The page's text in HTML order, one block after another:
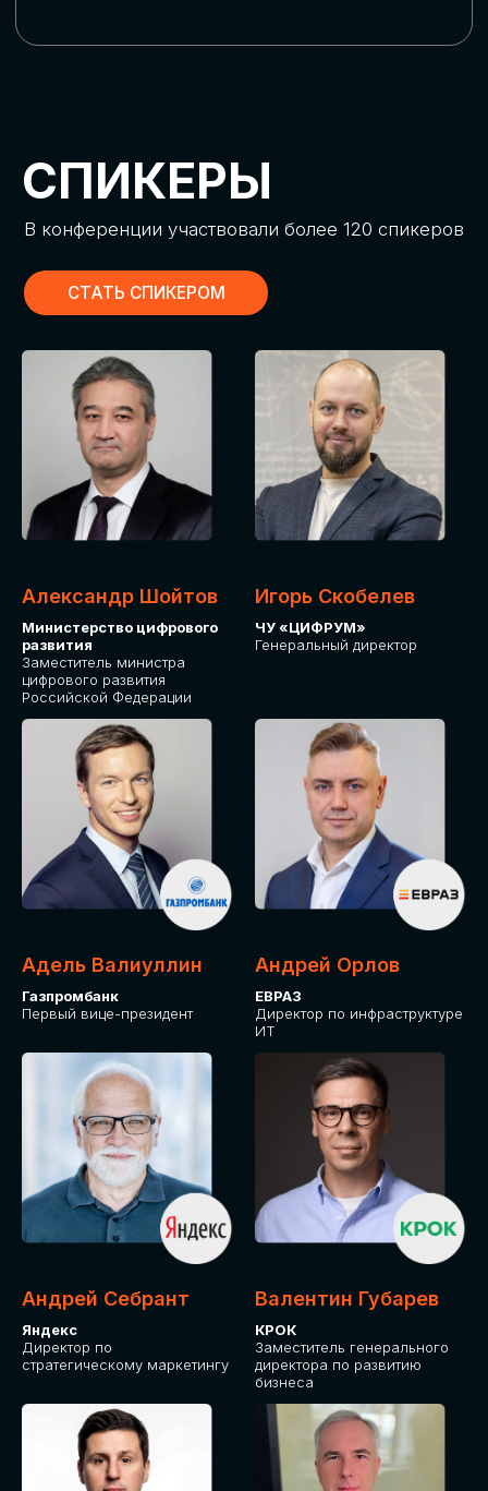
Александр Шойтов
Министерство цифрового
развития
Заместитель министра
цифрового развития
Российской Федерации
Игорь Скобелев
ЧУ «ЦИФРУМ»
Генеральный директор
Адель Валиуллин
Газпромбанк
Первый вице-президент
Андрей Орлов
ЕВРАЗ
Директор по инфраструктуре
ИТ
Андрей Себрант
Яндекс
Директор по
стратегическому маркетингу
Валентин Губарев
КРОК
Заместитель генерального
директора по развитию
бизнеса